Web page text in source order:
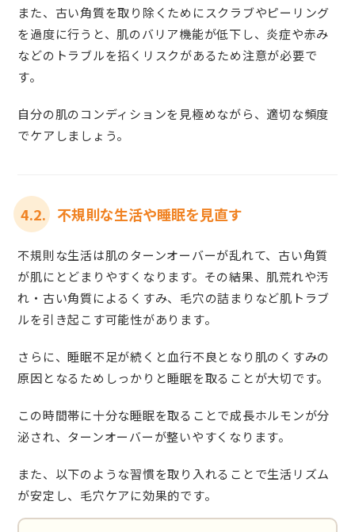
また、古い角質を取り除くためにスクラブやピーリング
を過度に行うと、肌のバリア機能が低下し、炎症や赤み
などのトラブルを招くリスクがあるため注意が必要で
す。
自分の肌のコンディションを見極めながら、適切な頻度
でケアしましょう。
4.2. 不規則な生活や睡眠を見直す
不規則な生活は肌のターンオーバーが乱れて、古い角質
が肌にとどまりやすくなります。その結果、肌荒れや汚
れ・古い角質によるくすみ、毛穴の詰まりなど肌トラブ
ルを引き起こす可能性があります。
さらに、睡眠不足が続くと血行不良となり肌のくすみの
原因となるためしっかりと睡眠を取ることが大切です。
この時間帯に十分な睡眠を取ることで成長ホルモンが分
泌され、ターンオーバーが整いやすくなります。
また、以下のような習慣を取り入れることで生活リズム
が安定し、毛穴ケアに効果的です。